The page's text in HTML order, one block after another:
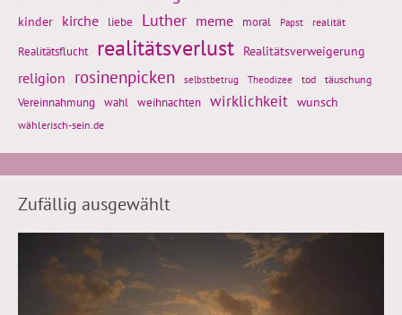
kinder kirche liebe Luther meme moral Papst realität
Realitätsflucht realitätsverlust Realitätsverweigerung
religion rosinenpicken selbstbetrug Theodizee tod täuschung
Vereinnahmung wahl weihnachten wirklichkeit wunsch
wählerisch-sein.de
Zufällig ausgewählt